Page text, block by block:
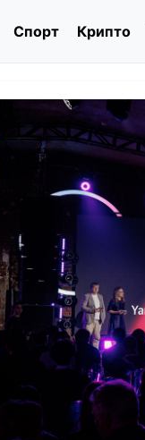
Спорт Крипто